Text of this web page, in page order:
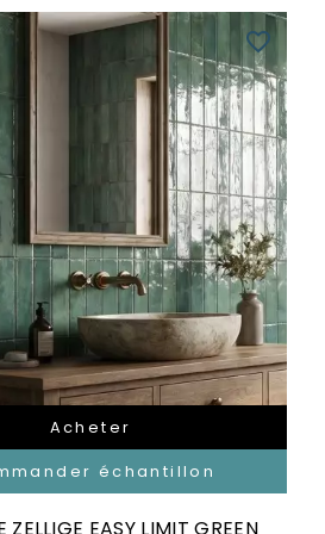
Acheter
échantillon
favorite_border
ZELLIGE EASY LIMIT GREEN